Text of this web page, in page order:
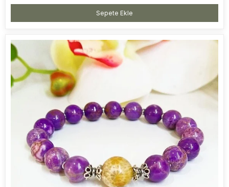
Sepete Ekle